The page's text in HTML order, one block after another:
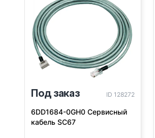
Под заказ ID 128272
6DD1684-0GH0 Сервисный
кабель SC67